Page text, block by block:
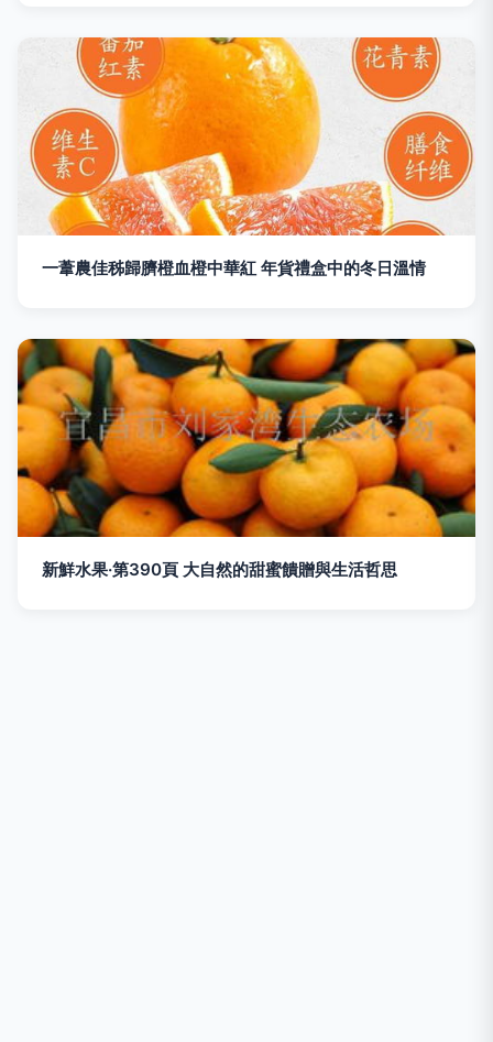
一葦農佳秭歸臍橙血橙中華紅 年貨禮盒中的冬日溫情
新鮮水果·第390頁 大自然的甜蜜饋贈與生活哲思